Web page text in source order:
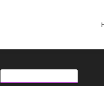
ARTIKEL LAINNYA